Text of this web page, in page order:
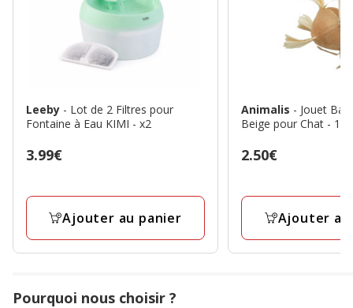
Leeby - Lot de 2 Filtres pour
Fontaine à Eau KIMI - x2
Prix
3.99€
Ajouter au panier
Animalis - Jouet
Beige pour Chat -
Prix
2.50€
Ajouter
Pourquoi nous choisir ?